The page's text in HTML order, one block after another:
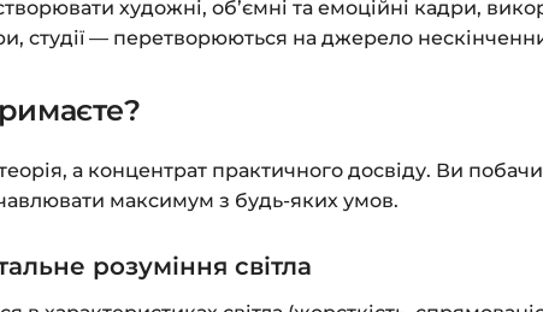
художні, об’ємні та емоційні кадри,
студії — перетворюються на джерело
а концентрат практичного досвіду. Ви
максимум з будь-яких умов.
розуміння світла